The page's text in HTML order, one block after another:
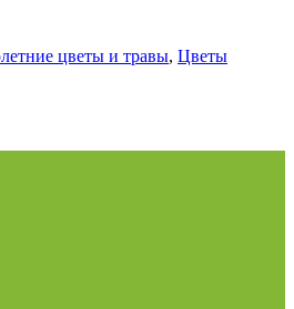
цветы и травы, Цветы